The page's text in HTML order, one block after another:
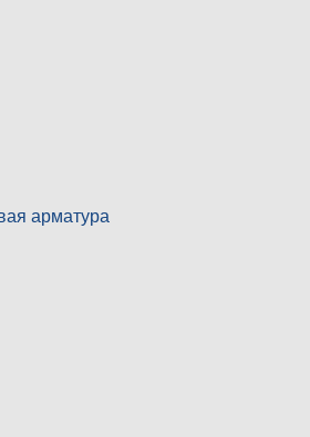
арматура